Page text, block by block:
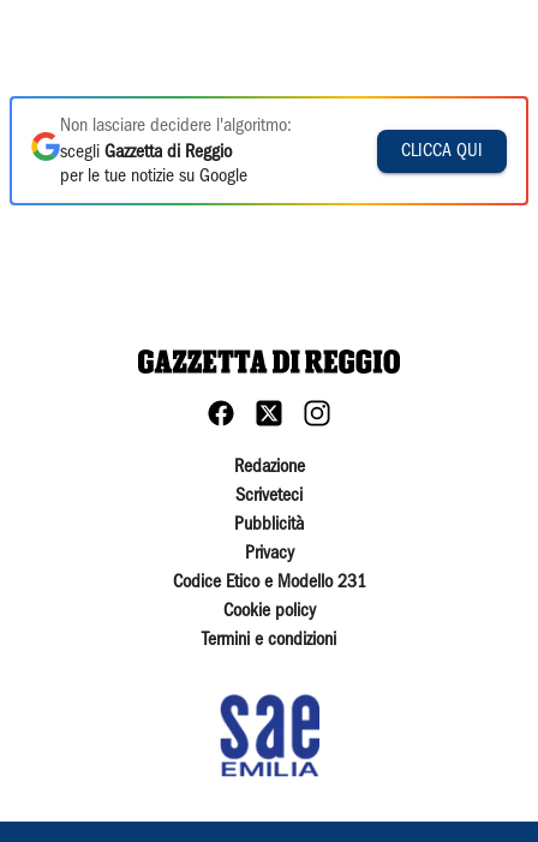
Non lasciare decidere l'algoritmo:
scegli Gazzetta di Reggio
per le tue notizie su Google
CLICCA QUI
Redazione
Scriveteci
Pubblicità
Privacy
Codice Etico e Modello 231
Cookie policy
Termini e condizioni